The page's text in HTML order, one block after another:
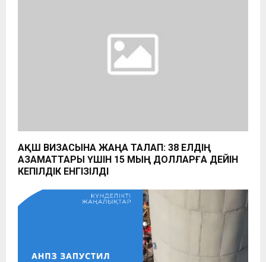
АҚШ ВИЗАСЫНА ЖАҢА ТАЛАП: 38 ЕЛДІҢ
АЗАМАТТАРЫ ҮШІН 15 МЫҢ ДОЛЛАРҒА ДЕЙІН
КЕПІЛДІК ЕНГІЗІЛДІ